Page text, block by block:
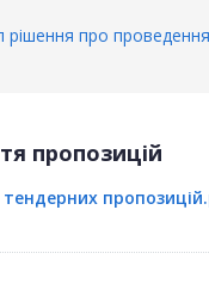
рішення про проведення
пропозицій